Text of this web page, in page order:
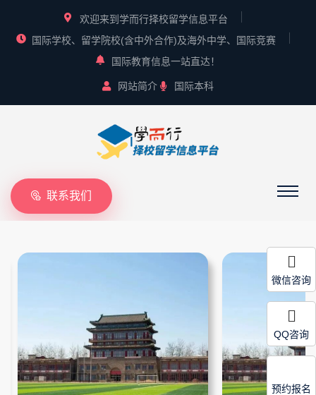
欢迎来到学而行择校留学信息平台
国际学校、留学院校(含中外合作)及海外中学、国际竞赛
国际教育信息一站直达！
网站简介 国际本科
联系我们
微信咨询
QQ咨询
预约报名